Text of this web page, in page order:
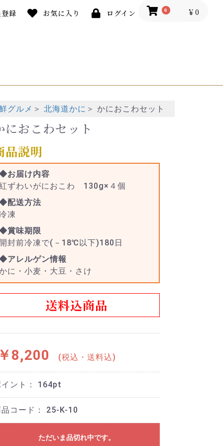
録 お気に入り ログイン 0 ￥0
グルメ ＞ 北海道かに ＞ かにおこわセット
におこわセット
品説明
お届け内容
ずわいがにおこわ 130g×４個
配送方法
凍
賞味期限
開封前冷凍で(－18℃以下)180日
アレルゲン情報
に・小麦・大豆・さけ
送料込商品
￥8,200 (税込・送料込)
ント： 164pt
コード： 25-K-10
ただいま品切れ中です。